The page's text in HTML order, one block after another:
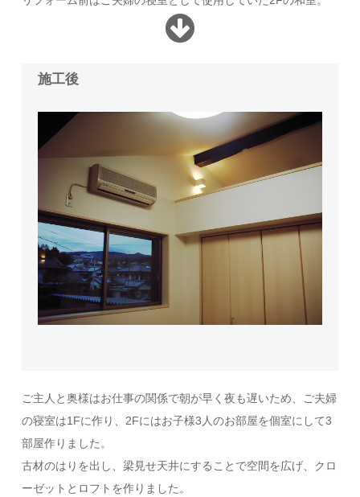
施工後
ご主人と奥様はお仕事の関係で朝が早く夜も遅いため、ご夫婦
の寝室は1Fに作り、2Fにはお子様3人のお部屋を個室にして3
部屋作りました。
古材のはりを出し、梁見せ天井にすることで空間を広げ、クロ
ーゼットとロフトを作りました。